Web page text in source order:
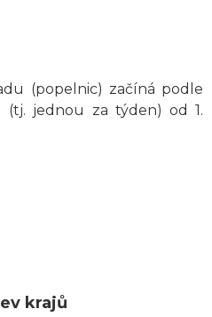
(popelnic) začíná podle
(tj. jednou za týden) od 1.
krajů